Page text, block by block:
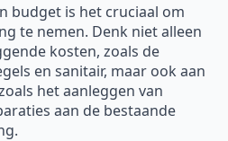
budget is het cruciaal om
te nemen. Denk niet alleen
kosten, zoals de
en sanitair, maar ook aan
het aanleggen van
aan de bestaande